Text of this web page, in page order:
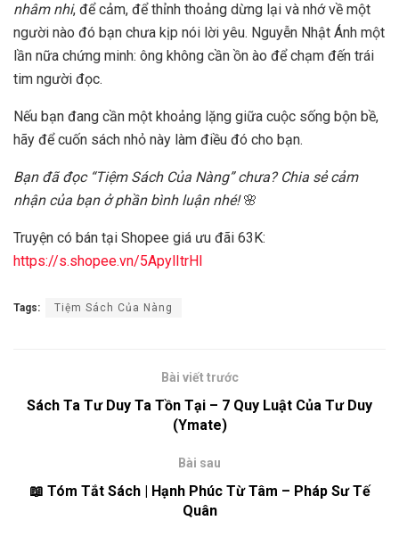
nhâm nhi, để cảm, để thỉnh thoảng dừng lại và nhớ về một
người nào đó bạn chưa kịp nói lời yêu. Nguyễn Nhật Ánh một
lần nữa chứng minh: ông không cần ồn ào để chạm đến trái
tim người đọc.
Nếu bạn đang cần một khoảng lặng giữa cuộc sống bộn bề,
hãy để cuốn sách nhỏ này làm điều đó cho bạn.
Bạn đã đọc “Tiệm Sách Của Nàng” chưa? Chia sẻ cảm
nhận của bạn ở phần bình luận nhé!🌸
Truyện có bán tại Shopee giá ưu đãi 63K:
https://s.shopee.vn/5ApylItrHI
Tags: Tiệm Sách Của Nàng
Bài viết trước
Sách Ta Tư Duy Ta Tồn Tại – 7 Quy Luật Của Tư Duy
(Ymate)
Bài sau
📖 Tóm Tắt Sách | Hạnh Phúc Từ Tâm – Pháp Sư Tế
Quân